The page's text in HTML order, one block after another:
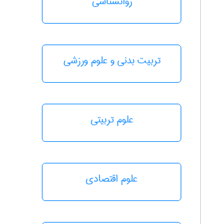
تربيت بدنی و علوم ورزشی
علوم تربيتی
علوم اقتصادی